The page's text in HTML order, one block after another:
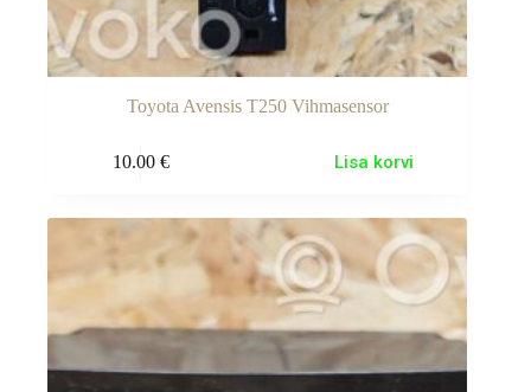
Toyota Avensis T250 Vihmasensor
10.00 € Lisa korvi